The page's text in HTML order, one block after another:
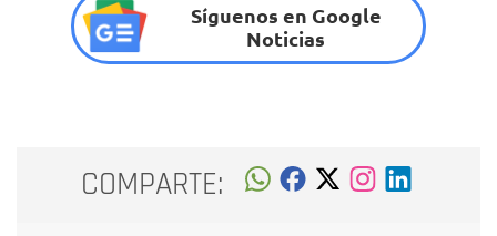
Síguenos en Google
Noticias
COMPARTE: